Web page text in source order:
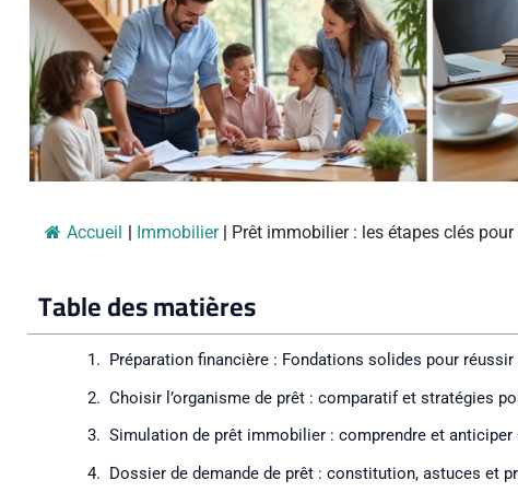
Accueil Immobilier Prêt immobilier : les étapes clés
Table des matières
Préparation financière : Fondations solides pour
Choisir l’organisme de prêt : comparatif et stratégies
Simulation de prêt immobilier : comprendre et anticiper
Dossier de demande de prêt : constitution, astuces et